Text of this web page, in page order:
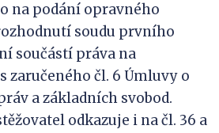
na podání opravného
soudu prvního
součástí práva na
zaručeného čl. 6 Úmluvy o
a základních svobod.
odkazuje i na čl. 36 a